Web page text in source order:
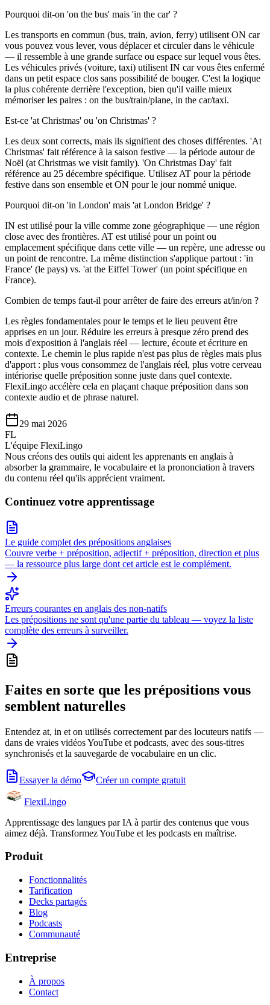
Pourquoi dit-on 'on the bus' mais 'in the car' ?
Les transports en commun (bus, train, avion, ferry) utilisent ON car
vous pouvez vous lever, vous déplacer et circuler dans le véhicule
— il ressemble à une grande surface ou espace sur lequel vous êtes.
Les véhicules privés (voiture, taxi) utilisent IN car vous êtes enfermé
dans un petit espace clos sans possibilité de bouger. C'est la logique
la plus cohérente derrière l'exception, bien qu'il vaille mieux
mémoriser les paires : on the bus/train/plane, in the car/taxi.
Est-ce 'at Christmas' ou 'on Christmas' ?
Les deux sont corrects, mais ils signifient des choses différentes. 'At
Christmas' fait référence à la saison festive — la période autour de
Noël (at Christmas we visit family). 'On Christmas Day' fait
référence au 25 décembre spécifique. Utilisez AT pour la période
festive dans son ensemble et ON pour le jour nommé unique.
Pourquoi dit-on 'in London' mais 'at London Bridge' ?
IN est utilisé pour la ville comme zone géographique — une région
close avec des frontières. AT est utilisé pour un point ou
emplacement spécifique dans cette ville — un repère, une adresse ou
un point de rencontre. La même distinction s'applique partout : 'in
France' (le pays) vs. 'at the Eiffel Tower' (un point spécifique en
France).
Combien de temps faut-il pour arrêter de faire des erreurs at/in/on ?
Les règles fondamentales pour le temps et le lieu peuvent être
apprises en un jour. Réduire les erreurs à presque zéro prend des
mois d'exposition à l'anglais réel — lecture, écoute et écriture en
contexte. Le chemin le plus rapide n'est pas plus de règles mais plus
d'apport : plus vous consommez de l'anglais réel, plus votre cerveau
intériorise quelle préposition sonne juste dans quel contexte.
FlexiLingo accélère cela en plaçant chaque préposition dans son
contexte audio et de phrase naturel.
29 mai 2026
FL
L'équipe FlexiLingo
Nous créons des outils qui aident les apprenants en anglais à
absorber la grammaire, le vocabulaire et la prononciation à travers
du contenu réel qu'ils apprécient vraiment.
Continuez votre apprentissage
Le guide complet des prépositions anglaises
Couvre verbe + préposition, adjectif + préposition, direction et plus
— la ressource plus large dont cet article est le complément.
Erreurs courantes en anglais des non-natifs
Les prépositions ne sont qu'une partie du tableau — voyez la liste
complète des erreurs à surveiller.
Faites en sorte que les prépositions vous
semblent naturelles
Entendez at, in et on utilisés correctement par des locuteurs natifs —
dans de vraies vidéos YouTube et podcasts, avec des sous-titres
synchronisés et la sauvegarde de vocabulaire en un clic.
Essayer la démo Créer un compte gratuit
FlexiLingo
Apprentissage des langues par IA à partir des contenus que vous
aimez déjà. Transformez YouTube et les podcasts en maîtrise.
Produit
Fonctionnalités
Tarification
Decks partagés
Blog
Podcasts
Communauté
Entreprise
À propos
Contact